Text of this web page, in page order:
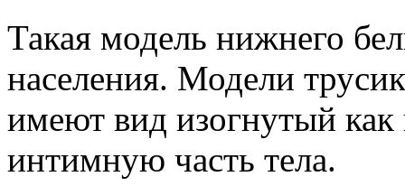
Такая модель нижнего
населения. Модели
имеют вид изогнутый
интимную часть тела.